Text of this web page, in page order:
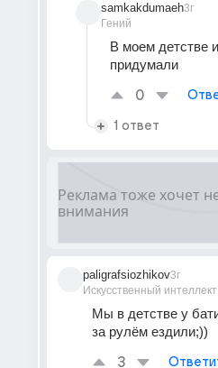
samkakdumaeh
Гений
3г
В моем детстве
придумали
0
1 ответ
paligrafsiozhikov
Искусственный интеллект
3г
Мы в детстве у
за рулём ездили;))
3